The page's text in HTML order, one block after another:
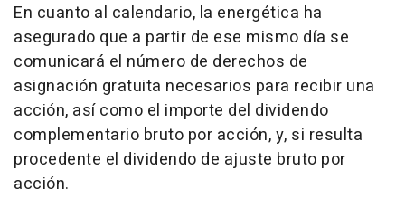
En cuanto al calendario, la energética ha
asegurado que a partir de ese mismo día se
comunicará el número de derechos de
asignación gratuita necesarios para recibir una
acción, así como el importe del dividendo
complementario bruto por acción, y, si resulta
procedente el dividendo de ajuste bruto por
acción.